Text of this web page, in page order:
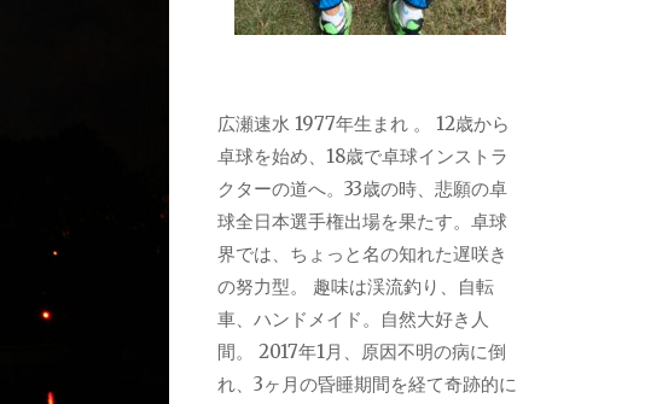
広瀬速水 1977年生まれ 。 12歳から
卓球を始め、18歳で卓球インストラ
クターの道へ。33歳の時、悲願の卓
球全日本選手権出場を果たす。卓球
界では、ちょっと名の知れた遅咲き
の努力型。 趣味は渓流釣り、自転
車、ハンドメイド。自然大好き人
間。 2017年1月、原因不明の病に倒
れ、3ヶ月の昏睡期間を経て奇跡的に